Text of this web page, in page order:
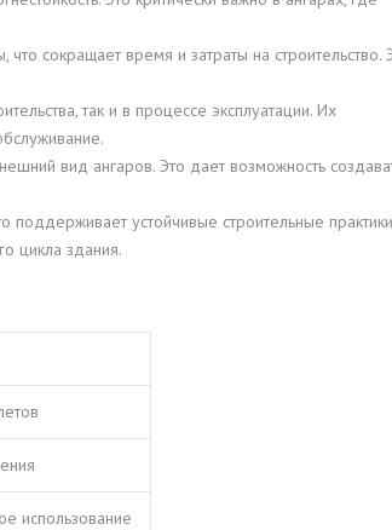
сокращает время и затраты на строительство.
так и в процессе эксплуатации. Их
вид ангаров. Это дает возможность
поддерживает устойчивые строительные
цикла здания.
использование